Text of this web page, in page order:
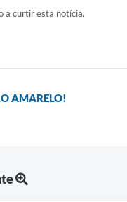
a curtir esta notícia.
AMARELO!